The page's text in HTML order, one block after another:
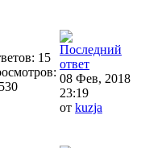
15
08 Фев, 2018
23:19
от kuzja